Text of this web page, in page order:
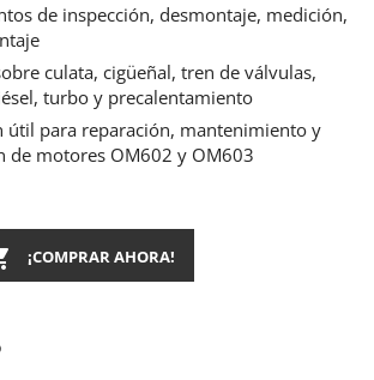
de inspección, desmontaje, medición,
culata, cigüeñal, tren de válvulas,
turbo y precalentamiento
útil para reparación, mantenimiento y
de motores OM602 y OM603
¡COMPRAR AHORA!